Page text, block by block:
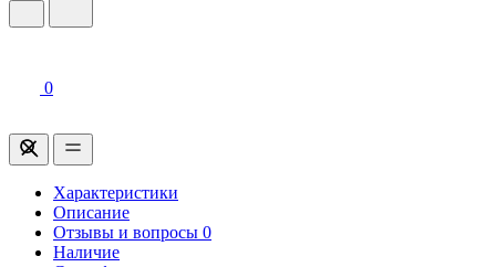
0
Характеристики
Описание
Отзывы и вопросы 0
Наличие